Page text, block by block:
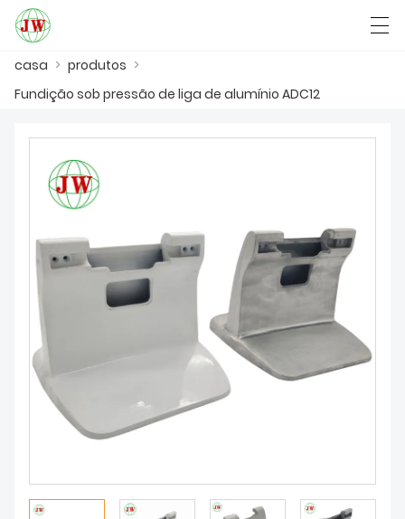
CASA
PRODUTOS
NOTÍCIA
CASO
SHOW DE FÁBRICA
FALE CONOSCO
SOBRE NÓS
العربية Български
casa > produtos >
Fundição sob pressão de liga de alumínio ADC12